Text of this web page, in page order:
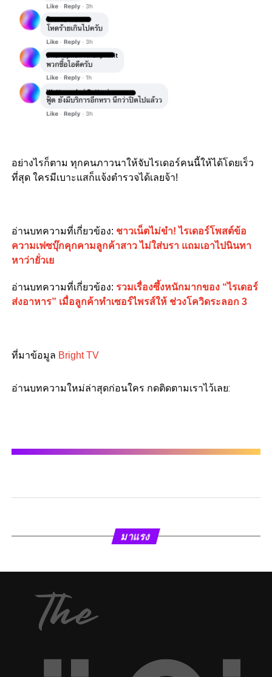
อย่างไรก็ตาม ทุกคนภาวนาให้จับไรเดอร์คนนี้ให้ได้โดยเร็ว
ที่สุด ใครมีเบาะแสก็แจ้งตำรวจได้เลยจ้า!
อ่านบทความที่เกี่ยวข้อง: ชาวเน็ตไม่ขำ! ไรเดอร์โพสต์ข้อ
ความเฟซบุ๊กคุกคามลูกค้าสาว ไม่ใส่บรา แถมเอาไปนินทา
หาว่ายั่วเย
อ่านบทความที่เกี่ยวข้อง: รวมเรื่องซึ้งหนักมากของ “ไรเดอร์
ส่งอาหาร” เมื่อลูกค้าทำเซอร์ไพรส์ให้ ช่วงโควิดระลอก 3
ที่มาข้อมูล Bright TV
อ่านบทความใหม่ล่าสุดก่อนใคร กดติดตามเราไว้เลย:
มาแรง